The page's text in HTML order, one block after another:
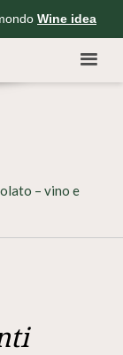
Wine idea
– vino e